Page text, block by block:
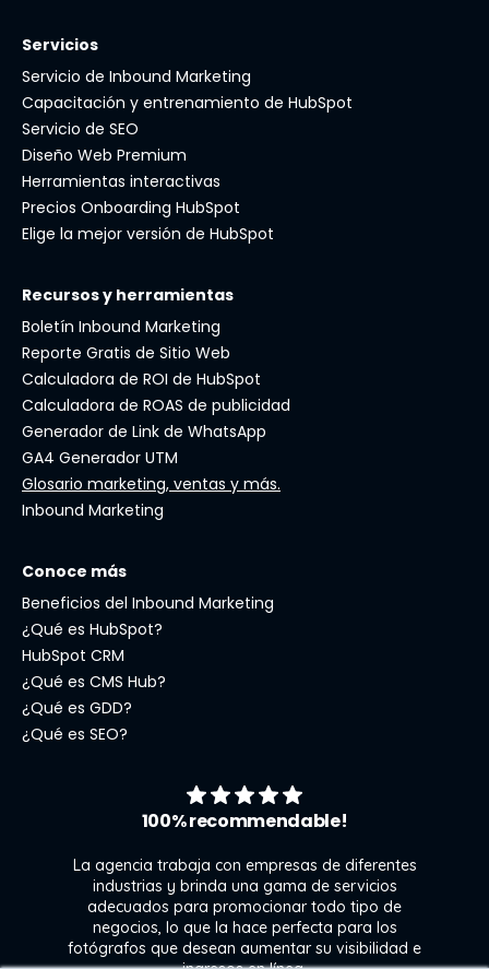
Servicios
Servicio de Inbound Marketing
Capacitación y entrenamiento de HubSpot
Servicio de SEO
Diseño Web Premium
Herramientas interactivas
Precios Onboarding HubSpot
Elige la mejor versión de HubSpot
Recursos y herramientas
Boletín Inbound Marketing
Reporte Gratis de Sitio Web
Calculadora de ROI de HubSpot
Calculadora de ROAS de publicidad
Generador de Link de WhatsApp
GA4 Generador UTM
Glosario marketing, ventas y más.
Inbound Marketing
Conoce más
Beneficios del Inbound Marketing
¿Qué es HubSpot?
HubSpot CRM
¿Qué es CMS Hub?
¿Qué es GDD?
¿Qué es SEO?
100% recommendable!
La agencia trabaja con empresas de diferentes
industrias y brinda una gama de servicios
adecuados para promocionar todo tipo de
negocios, lo que la hace perfecta para los
fotógrafos que desean aumentar su visibilidad e